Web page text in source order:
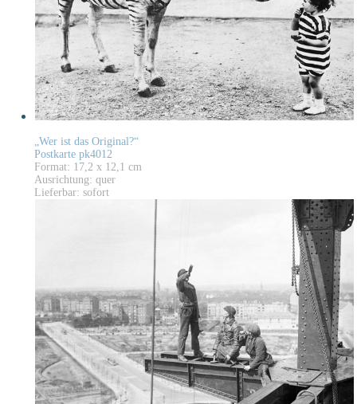
„Wer ist das Original?“
Postkarte pk4012
Format: 17,2 x 12,1 cm
Ausrichtung: quer
Lieferbar: sofort